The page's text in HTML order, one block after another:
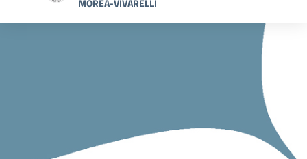
MOREA-VIVARELLI